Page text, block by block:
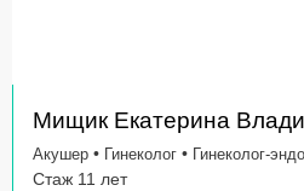
Мищик Екатерина
Акушер • Гинеколог • Гинеколог-
Стаж 11 лет